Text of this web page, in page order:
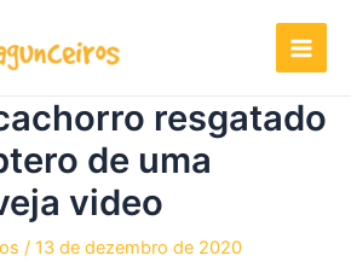
resgatado
de uma
video
/ 13 de dezembro de 2020